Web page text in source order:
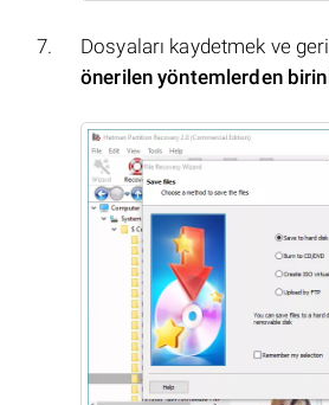
Dosyaları kaydetmek ve
önerilen yöntemlerden